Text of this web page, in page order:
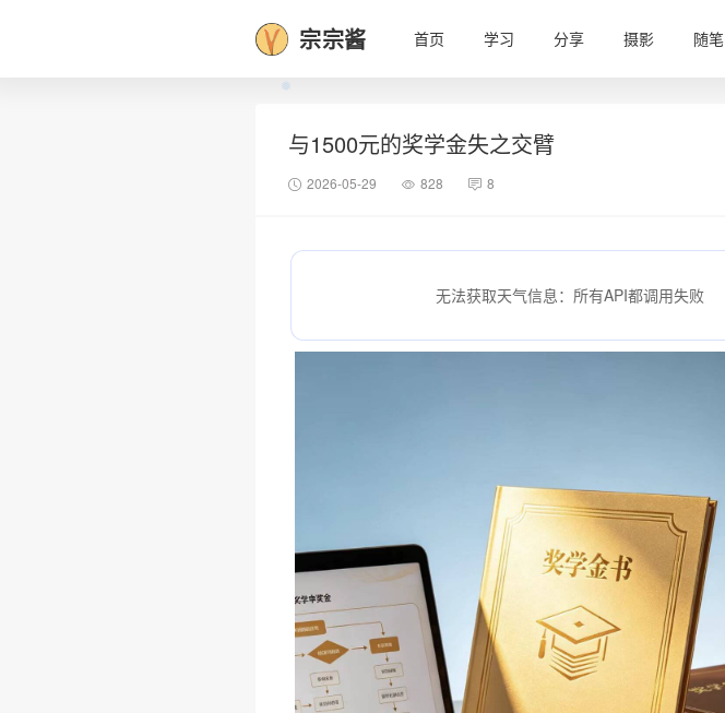
宗宗酱 首页 学习 分享 摄影 随笔
与1500元的奖学金失之交臂
2026-05-29 828 8
无法获取天气信息：所有API都调用失败